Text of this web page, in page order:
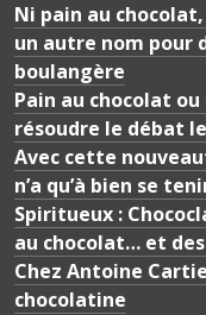
Ni pain au
un autre nom pour
boulangère
Pain au chocolat
résoudre le débat
Avec cette
n’a qu’à bien se
Spiritueux :
au chocolat… et
Chez Antoine
chocolatine